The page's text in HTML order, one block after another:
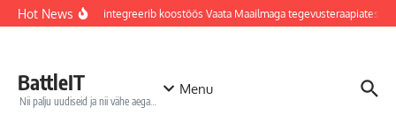
Sisu juurde
Hot News
Jõhvi haigla integreerib koostöös Vaata Maailmaga tegevusteraapiatesse
BattleIT
Nii palju uudiseid ja nii vähe aega…
Menu